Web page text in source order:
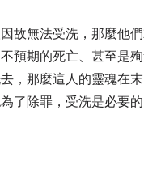
故無法受洗，那麼他
預期的死亡、甚至是
，那麼這人的靈魂在
了除罪，受洗是必要的